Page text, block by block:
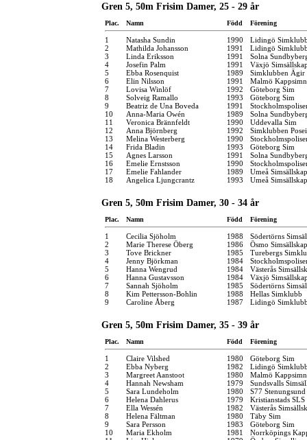
Gren 5, 50m Frisim Damer, 25 - 29 år
Plac. Namn Född Förening
1 Natasha Sundin 1990
Lidingö
2
Mathilda Johansson 1991
Lidingö
3
Linda Eriksson 1991
Solna
4
Josefin Palm 1991
Växjö
5
Ebba Rosenquist 1989
Simklubben Ägir
6
Elin Nilsson 1991
Malmö
7
Lovisa Winlöf 1992
Göteborg Sim
8
Solveig Ramallo 1993
Göteborg Sim
9
Beatriz de Una Boveda 1991
10
Anna-Maria Owén 1989
Solna
11
Veronica Brännfeldt 1990
Uddevalla Sim
12
Anna Björnberg 1992
Simklubben
13
Melina Westerberg 1990
14
Frida Bladin 1993
Göteborg Sim
15
Agnes Larsson 1991
Solna
16
Emelie Ernstsson 1990
17
Emelie Fahlander 1989
Umeå Simsällskap
18
Angelica Ljungcrantz 1993 Umeå Simsällskap
Gren 5, 50m Frisim Damer, 30 - 34 år
Plac. Namn Född Förening
1 Cecilia Sjöholm 1988
Södertörns
2
Marie Therese Öberg 1986
Ösmo Simsällskap
3
Tove Brickner 1985
Turebergs
4
Jenny Björkman 1984
5
Hanna Wengrud 1984
Västerås
6
Hanna Gustavsson 1984
Växjö
7
Sannah Sjöholm 1985
Södertörns
8
Kim Pettersson-Bohlin 1988
Hellas Simklubb
9
Caroline Åberg 1987 Lidingö
Gren 5, 50m Frisim Damer, 35 - 39 år
Plac. Namn Född Förening
1 Claire Vilshed 1980
Göteborg Sim
2
Ebba Nyberg 1982
Lidingö
3
Margreet Aanstoot 1980
Malmö
4
Hannah Newsham 1979
Sundsvalls
5
Sara Lundeholm 1980
S77 Stenungsund
6
Helena Dahlerus 1979
Kristianstads SLS
7
Ella Wessén 1982
Västerås
8
Helena Fältman 1980
Täby Sim
9
Sara Persson 1983
Göteborg Sim
10
Maria Ekholm 1981
Norrköpings